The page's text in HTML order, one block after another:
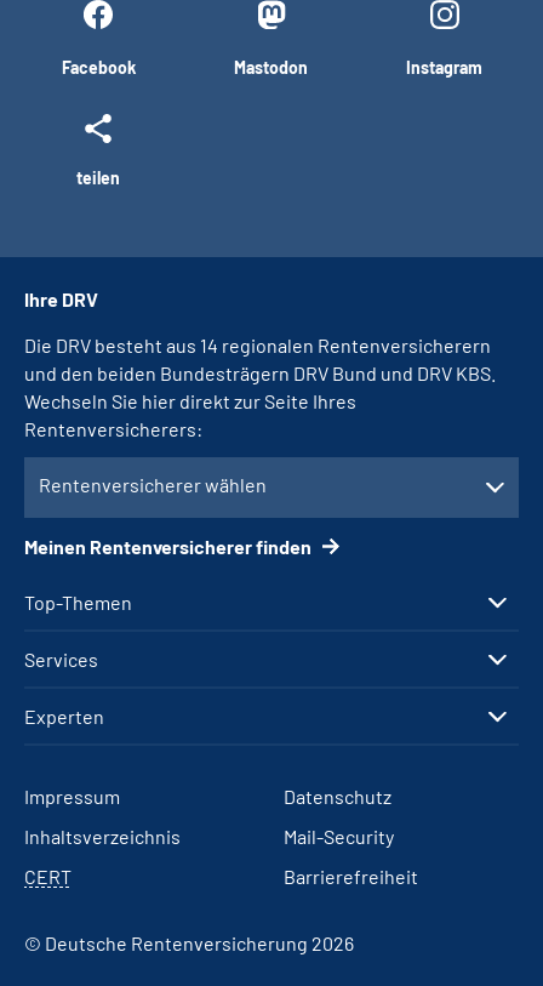
Facebook Mastodon Instagram
teilen
Top-Themen
Services
Experten
Ihre DRV
Die DRV besteht aus 14 regionalen Rentenversicherern
und den beiden Bundesträgern DRV Bund und DRV KBS.
Wechseln Sie hier direkt zur Seite Ihres
Rentenversicherers:
Rentenversicherer wählen
Meinen Rentenversicherer finden
Impressum
Datenschutz
Inhaltsverzeichnis
Mail-Security
CERT
Barrierefreiheit
© Deutsche Rentenversicherung 2026